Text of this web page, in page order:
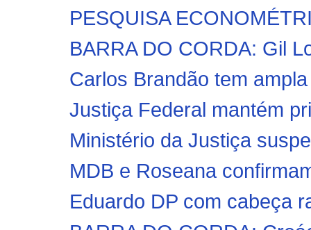
PESQUISA
BARRA DO CORDA: Gil
Carlos Brandão tem
Justiça Federal mantém
Ministério da Justiça
MDB e Roseana
Eduardo DP com cabeça